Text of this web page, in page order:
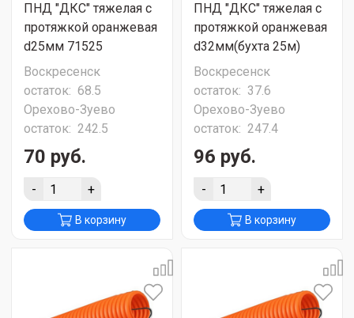
ПНД "ДКС" тяжелая с
протяжкой оранжевая
d25мм 71525
Воскресенск
остаток: 68.5
Орехово-Зуево
остаток: 242.5
70 руб.
- +
В корзину
ПНД "ДКС" тяжелая с
протяжкой оранжевая
d32мм(бухта 25м)
Воскресенск
остаток: 37.6
Орехово-Зуево
остаток: 247.4
96 руб.
- +
В корзину